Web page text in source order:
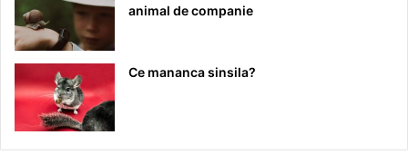
animal de companie
Ce mananca sinsila?